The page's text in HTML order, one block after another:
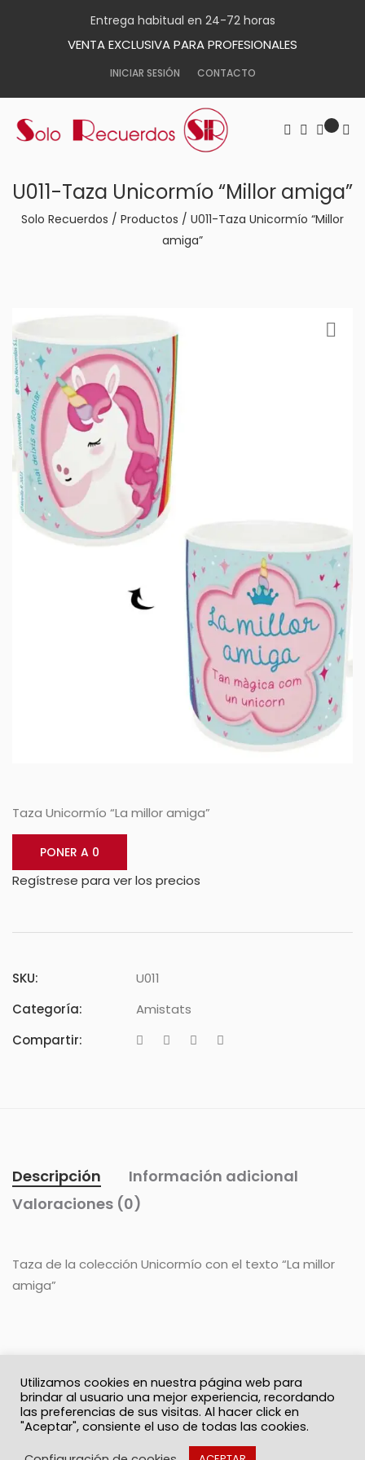
Entrega habitual en 24-72 horas
VENTA EXCLUSIVA PARA PROFESIONALES
INICIAR SESIÓN CONTACTO
U011-Taza Unicormío “Millor amiga”
Solo Recuerdos / Productos / U011-Taza Unicormío “Millor
amiga”
Taza Unicormío “La millor amiga”
PONER A 0
Regístrese para ver los precios
SKU:
U011
Categoría:
Amistats
Compartir:
Descripción
Información adicional
Valoraciones (0)
Taza de la colección Unicormío con el texto “La millor
amiga”
© 2026 Solo Recuerdos
Política de privacidad Términos y Condiciones
Utilizamos cookies en nuestra página web para
brindar al usuario una mejor experiencia, recordando
las preferencias de sus visitas. Al hacer click en
"Aceptar", consiente el uso de todas las cookies.